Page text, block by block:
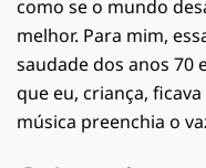
como se o mundo
melhor. Para mim,
saudade dos anos 70
que eu, criança,
música preenchia o